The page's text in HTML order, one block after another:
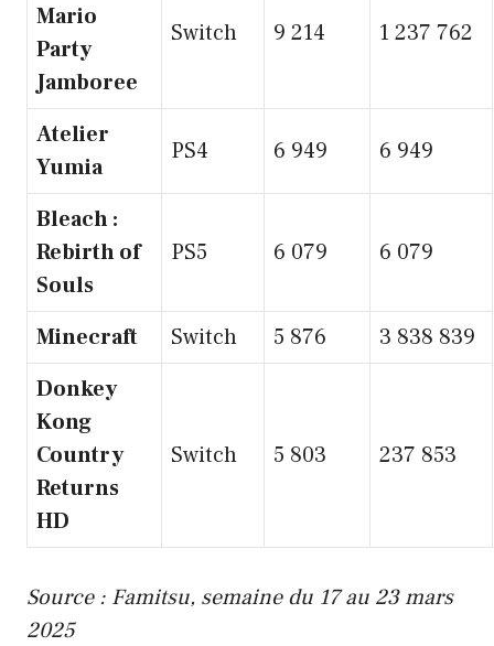
Mario
Party
Jamboree
Switch 9 214 1 237 762
Atelier
Yumia
PS4 6 949 6 949
Bleach :
Rebirth of
Souls
PS5 6 079 6 079
Minecraft Switch 5 876
3 838 839
Donkey
Kong
Country
Returns
HD
Switch 5 803 237 853
Source : Famitsu, semaine du 17 au 23 mars
2025